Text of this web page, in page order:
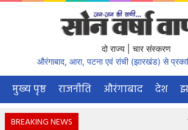
दो राज्य | चार संस्करण
औरंगाबाद, आरा, पटना एवं रांची (झारखंड) से
मुख्य पृष्ठ राजनीति औरंगाबाद देश
BREAKING NEWS